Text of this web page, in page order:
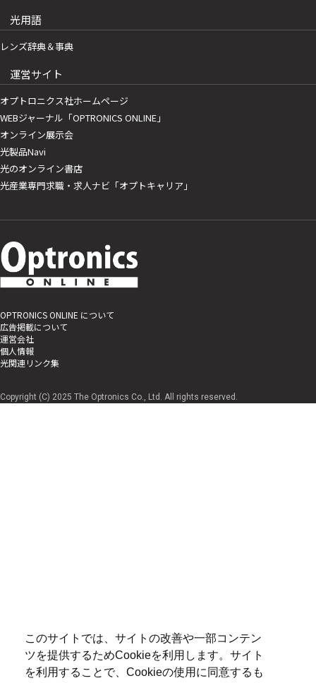
このサイトでは、サイトの改善や一部コンテン
ツを提供するためCookieを利用します。サイト
を利用することで、Cookieの使用に同意するも
光用語
レンズ辞典＆事典
運営サイト
オプトロニクス社ホームページ
WEBジャーナル「OPTRONICS ONLINE」
オンライン展示会
光製品Navi
光のオンライン書店
光産業専門求職・求人ナビ「オプトキャリア」
OPTRONICS ONLINE について
広告掲載について
運営会社
個人情報
光関連リンク集
Copyright (C) 2025 The Optronics Co., Ltd. All rights reserved.